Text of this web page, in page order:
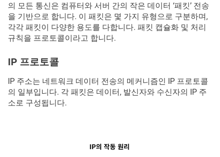
의 모든 통신은 컴퓨터와 서버 간의 작은 데이터 ‘패킷’ 전송
을 기반으로 합니다. 이 패킷은 몇 가지 유형으로 구분하며,
각각 패킷이 다양한 용도를 다합니다. 패킷 캡슐화 및 처리
규칙을 프로토콜이라고 합니다.
IP 프로토콜
IP 주소는 네트워크 데이터 전송의 메커니즘인 IP 프로토콜
의 일부입니다. 각 패킷은 데이터, 발신자와 수신자의 IP 주
소로 구성됩니다.